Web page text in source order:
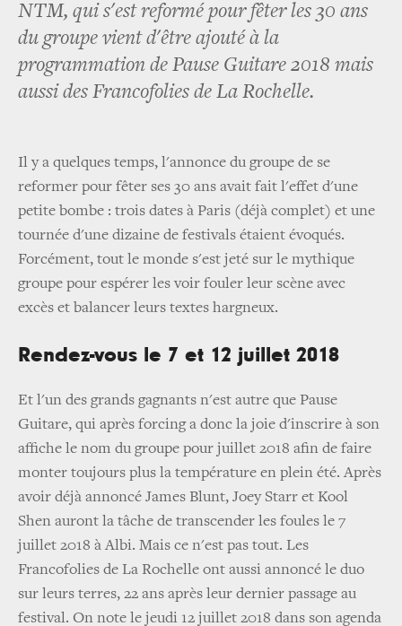
NTM, qui s'est reformé pour fêter les 30 ans
du groupe vient d'être ajouté à la
programmation de Pause Guitare 2018 mais
aussi des Francofolies de La Rochelle.
Il y a quelques temps, l'annonce du groupe de se
reformer pour fêter ses 30 ans avait fait l'effet d'une
petite bombe : trois dates à Paris (déjà complet) et une
tournée d'une dizaine de festivals étaient évoqués.
Forcément, tout le monde s'est jeté sur le mythique
groupe pour espérer les voir fouler leur scène avec
excès et balancer leurs textes hargneux.
Rendez-vous le 7 et 12 juillet 2018
Et l'un des grands gagnants n'est autre que Pause
Guitare, qui après forcing a donc la joie d'inscrire à son
affiche le nom du groupe pour juillet 2018 afin de faire
monter toujours plus la température en plein été. Après
avoir déjà annoncé James Blunt, Joey Starr et Kool
Shen auront la tâche de transcender les foules le 7
juillet 2018 à Albi. Mais ce n'est pas tout. Les
Francofolies de La Rochelle ont aussi annoncé le duo
sur leurs terres, 22 ans après leur dernier passage au
festival. On note le jeudi 12 juillet 2018 dans son agenda